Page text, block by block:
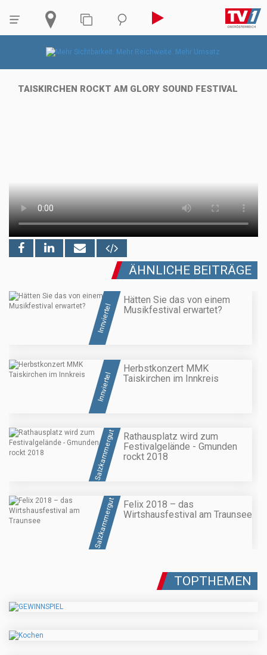
TAISKIRCHEN ROCKT AM GLORY SOUND FESTIVAL
ÄHNLICHE BEITRÄGE
Innviertel
Hätten Sie das von einem
Musikfestival erwartet?
Innviertel
Herbstkonzert MMK
Taiskirchen im Innkreis
Salzkammergut
Rathausplatz wird zum
Festivalgelände - Gmunden
rockt 2018
Salzkammergut
Felix 2018 – das
Wirtshausfestival am Traunsee
TOPTHEMEN